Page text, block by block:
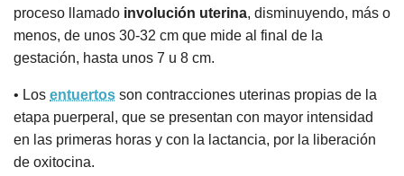
proceso llamado involución uterina, disminuyendo, más o
menos, de unos 30-32 cm que mide al final de la
gestación, hasta unos 7 u 8 cm.
• Los entuertos son contracciones uterinas propias de la
etapa puerperal, que se presentan con mayor intensidad
en las primeras horas y con la lactancia, por la liberación
de oxitocina.